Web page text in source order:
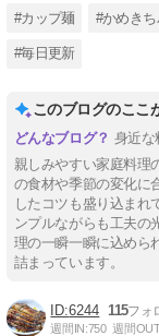
#カップ麺 #かめき
#毎日更新
このブログのここ
身近な
親しみやすい家庭料理
の食材や季節の変化に
したコツも盛り込まれ
ンプルながらも工夫の
理の一瞬一瞬に込めら
詰まっています。
6244 115
週間IN:750 週間